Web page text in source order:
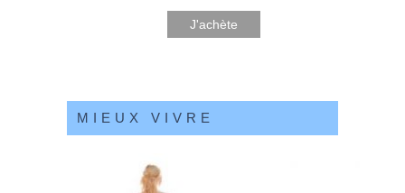
J'achète
MIEUX VIVRE